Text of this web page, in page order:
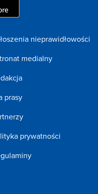
nieprawidłowości
medialny
prasy
prywatności